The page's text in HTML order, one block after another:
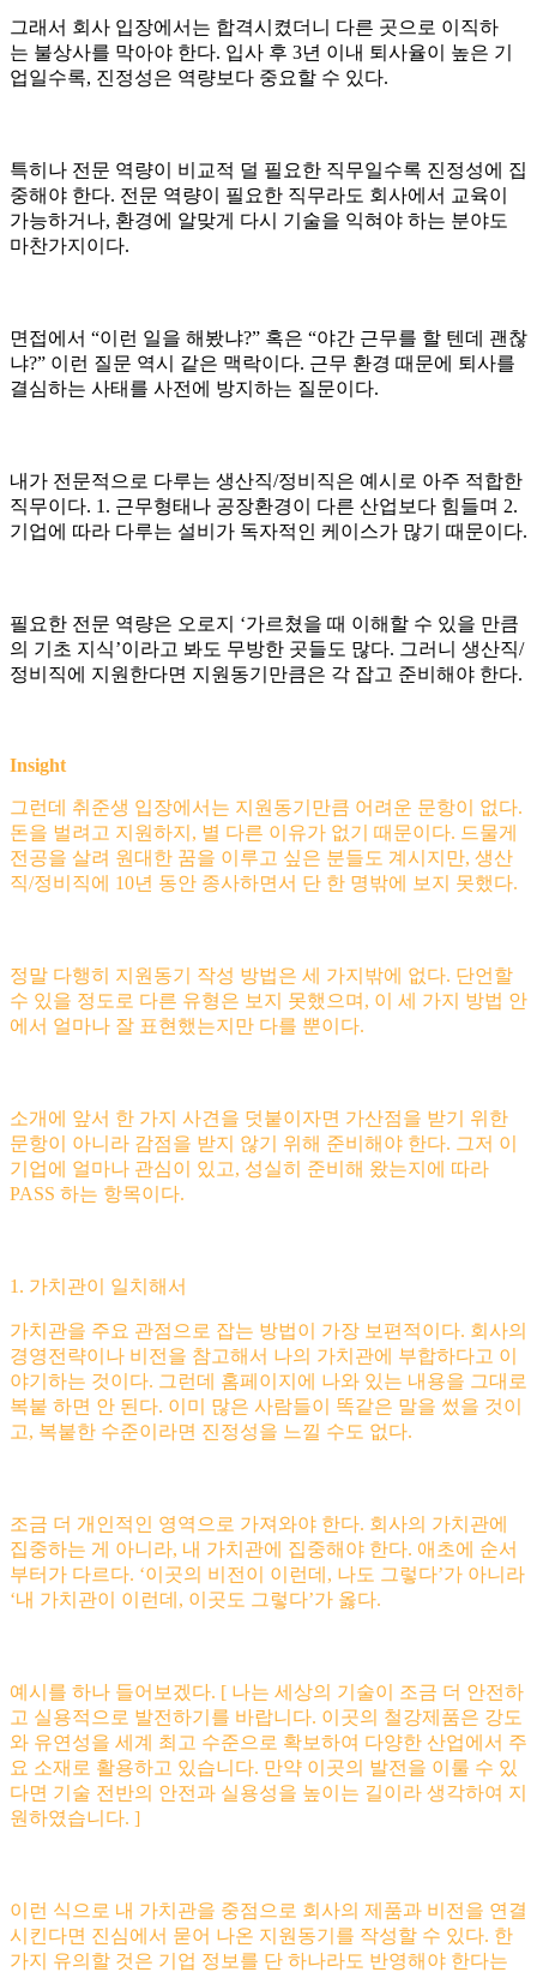
그래서 회사 입장에서는 합격시켰더니 다른 곳으로 이직하
는 불상사를 막아야 한다. 입사 후 3년 이내 퇴사율이 높은 기
업일수록, 진정성은 역량보다 중요할 수 있다.
특히나 전문 역량이 비교적 덜 필요한 직무일수록 진정성에 집
중해야 한다. 전문 역량이 필요한 직무라도 회사에서 교육이
가능하거나, 환경에 알맞게 다시 기술을 익혀야 하는 분야도
마찬가지이다.
면접에서 “이런 일을 해봤냐?” 혹은 “야간 근무를 할 텐데 괜찮
냐?” 이런 질문 역시 같은 맥락이다. 근무 환경 때문에 퇴사를
결심하는 사태를 사전에 방지하는 질문이다.
내가 전문적으로 다루는 생산직/정비직은 예시로 아주 적합한
직무이다. 1. 근무형태나 공장환경이 다른 산업보다 힘들며 2.
기업에 따라 다루는 설비가 독자적인 케이스가 많기 때문이다.
필요한 전문 역량은 오로지 ‘가르쳤을 때 이해할 수 있을 만큼
의 기초 지식’이라고 봐도 무방한 곳들도 많다. 그러니 생산직/
정비직에 지원한다면 지원동기만큼은 각 잡고 준비해야 한다.
Insight
그런데 취준생 입장에서는 지원동기만큼 어려운 문항이 없다.
돈을 벌려고 지원하지, 별 다른 이유가 없기 때문이다. 드물게
전공을 살려 원대한 꿈을 이루고 싶은 분들도 계시지만, 생산
직/정비직에 10년 동안 종사하면서 단 한 명밖에 보지 못했다.
정말 다행히 지원동기 작성 방법은 세 가지밖에 없다. 단언할
수 있을 정도로 다른 유형은 보지 못했으며, 이 세 가지 방법 안
에서 얼마나 잘 표현했는지만 다를 뿐이다.
소개에 앞서 한 가지 사견을 덧붙이자면 가산점을 받기 위한
문항이 아니라 감점을 받지 않기 위해 준비해야 한다. 그저 이
기업에 얼마나 관심이 있고, 성실히 준비해 왔는지에 따라
PASS 하는 항목이다.
1. 가치관이 일치해서
가치관을 주요 관점으로 잡는 방법이 가장 보편적이다. 회사의
경영전략이나 비전을 참고해서 나의 가치관에 부합하다고 이
야기하는 것이다. 그런데 홈페이지에 나와 있는 내용을 그대로
복붙 하면 안 된다. 이미 많은 사람들이 똑같은 말을 썼을 것이
고, 복붙한 수준이라면 진정성을 느낄 수도 없다.
조금 더 개인적인 영역으로 가져와야 한다. 회사의 가치관에
집중하는 게 아니라, 내 가치관에 집중해야 한다. 애초에 순서
부터가 다르다. ‘이곳의 비전이 이런데, 나도 그렇다’가 아니라
‘내 가치관이 이런데, 이곳도 그렇다’가 옳다.
예시를 하나 들어보겠다. [ 나는 세상의 기술이 조금 더 안전하
고 실용적으로 발전하기를 바랍니다. 이곳의 철강제품은 강도
와 유연성을 세계 최고 수준으로 확보하여 다양한 산업에서 주
요 소재로 활용하고 있습니다. 만약 이곳의 발전을 이룰 수 있
다면 기술 전반의 안전과 실용성을 높이는 길이라 생각하여 지
원하였습니다. ]
이런 식으로 내 가치관을 중점으로 회사의 제품과 비전을 연결
시킨다면 진심에서 묻어 나온 지원동기를 작성할 수 있다. 한
가지 유의할 것은 기업 정보를 단 하나라도 반영해야 한다는